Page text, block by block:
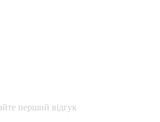
перший відгук